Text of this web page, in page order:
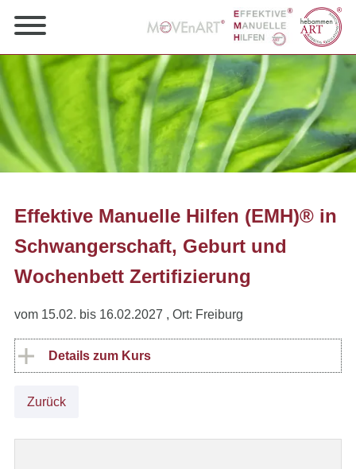
Effektive Manuelle Hilfen (EMH)® in
Schwangerschaft, Geburt und
Wochenbett Zertifizierung
vom 15.02. bis 16.02.2027 , Ort: Freiburg
Details zum Kurs
Zurück